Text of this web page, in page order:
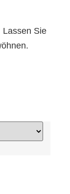
Lassen Sie